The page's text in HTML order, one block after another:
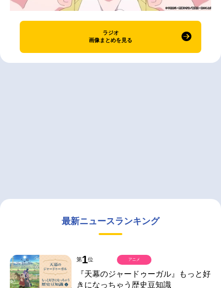
ラジオ
画像まとめを見る
最新ニュースランキング
第1位
『天幕のジャードゥーガル』もっと好
きになっちゃう歴史豆知識
アニメ